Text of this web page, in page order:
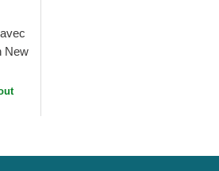
New